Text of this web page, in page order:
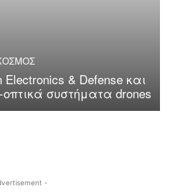
& Defense και
συστήματα drones
-